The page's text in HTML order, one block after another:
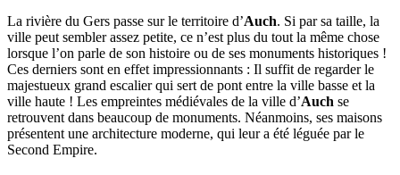
La rivière du Gers passe sur le territoire d’Auch. Si par sa taille, la
ville peut sembler assez petite, ce n’est plus du tout la même chose
lorsque l’on parle de son histoire ou de ses monuments historiques !
Ces derniers sont en effet impressionnants : Il suffit de regarder le
majestueux grand escalier qui sert de pont entre la ville basse et la
ville haute ! Les empreintes médiévales de la ville d’Auch se
retrouvent dans beaucoup de monuments. Néanmoins, ses maisons
présentent une architecture moderne, qui leur a été léguée par le
Second Empire.